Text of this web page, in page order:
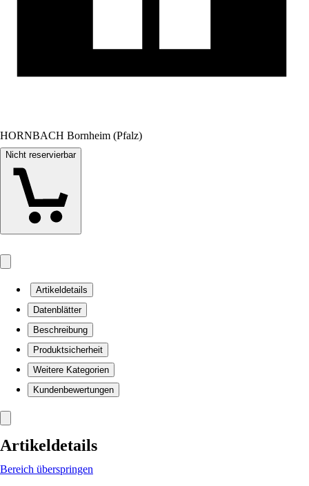
HORNBACH Bornheim (Pfalz)
Nicht reservierbar
Artikeldetails
Datenblätter
Beschreibung
Produktsicherheit
Weitere Kategorien
Kundenbewertungen
Artikeldetails
Bereich überspringen